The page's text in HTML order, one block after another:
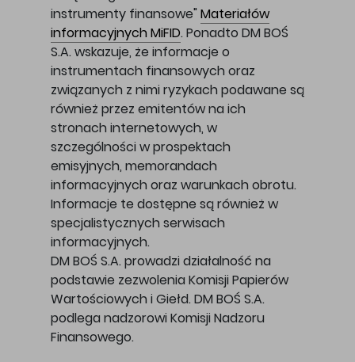
instrumenty finansowe" Materiałów
informacyjnych MiFID. Ponadto DM BOŚ
S.A. wskazuje, że informacje o
instrumentach finansowych oraz
związanych z nimi ryzykach podawane są
również przez emitentów na ich
stronach internetowych, w
szczególności w prospektach
emisyjnych, memorandach
informacyjnych oraz warunkach obrotu.
Informacje te dostępne są również w
specjalistycznych serwisach
informacyjnych.
DM BOŚ S.A. prowadzi działalność na
podstawie zezwolenia Komisji Papierów
Wartościowych i Giełd. DM BOŚ S.A.
podlega nadzorowi Komisji Nadzoru
Finansowego.